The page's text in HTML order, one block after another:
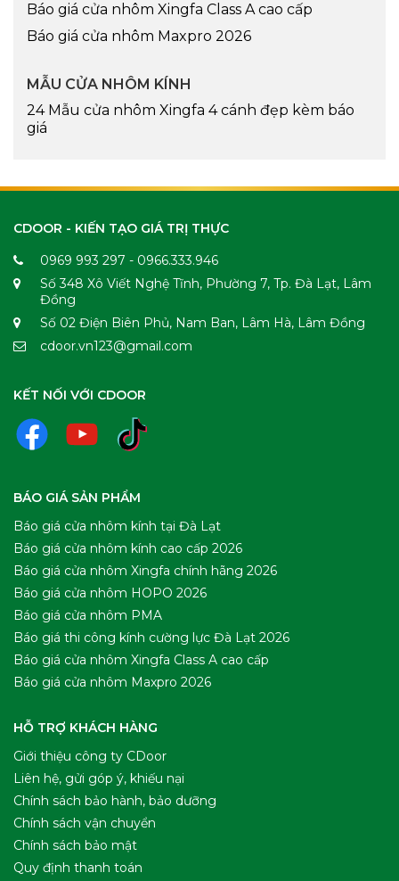
Báo giá cửa nhôm Xingfa Class A cao cấp
Báo giá cửa nhôm Maxpro 2026
MẪU CỬA NHÔM KÍNH
24 Mẫu cửa nhôm Xingfa 4 cánh đẹp kèm báo
giá
CDOOR - KIẾN TẠO GIÁ TRỊ THỰC
0969 993 297 - 0966.333.946
Số 348 Xô Viết Nghệ Tĩnh, Phường 7, Tp. Đà Lạt, Lâm
Đồng
Số 02 Điện Biên Phủ, Nam Ban, Lâm Hà, Lâm Đồng
cdoor.vn123@gmail.com
KẾT NỐI VỚI CDOOR
BÁO GIÁ SẢN PHẨM
Báo giá cửa nhôm kính tại Đà Lạt
Báo giá cửa nhôm kính cao cấp 2026
Báo giá cửa nhôm Xingfa chính hãng 2026
Báo giá cửa nhôm HOPO 2026
Báo giá cửa nhôm PMA
Báo giá thi công kính cường lực Đà Lạt 2026
Báo giá cửa nhôm Xingfa Class A cao cấp
Báo giá cửa nhôm Maxpro 2026
HỖ TRỢ KHÁCH HÀNG
Giới thiệu công ty CDoor
Liên hệ, gửi góp ý, khiếu nại
Chính sách bảo hành, bảo dưỡng
Chính sách vận chuyển
Chính sách bảo mật
Quy định thanh toán